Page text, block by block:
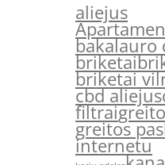
aliejus
bakalauro
briketai
briketai
cbd aliejus
filtrai
greitos
internetu